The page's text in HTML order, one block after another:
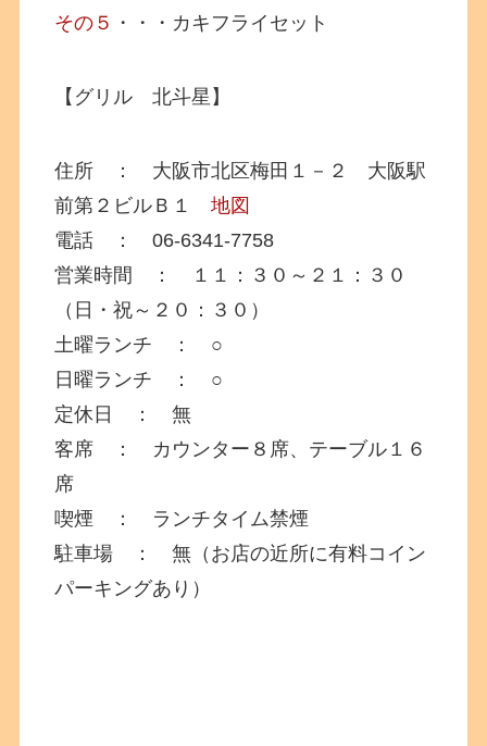
その５ ・・・カキフライセット
【グリル 北斗星】
住所 ： 大阪市北区梅田１－２ 大阪駅
前第２ビルＢ１地図
電話 ： 06-6341-7758
営業時間 ： １１：３０～２１：３０
（日・祝～２０：３０）
土曜ランチ ： ○
日曜ランチ ： ○
定休日 ： 無
客席 ： カウンター８席、テーブル１６
席
喫煙 ： ランチタイム禁煙
駐車場 ： 無（お店の近所に有料コイン
パーキングあり）